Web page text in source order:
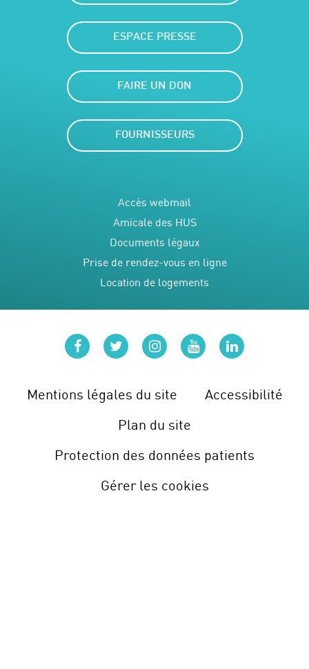
ESPACE PRESSE
FAIRE UN DON
FOURNISSEURS
Accès webmail
Amicale des HUS
Documents légaux
Prise de rendez-vous en ligne
Location de logements
Mentions légales du site
Accessibilité
Plan du site
Protection des données patients
Gérer les cookies
facebooktwitterinstagram
youtubelinkedin